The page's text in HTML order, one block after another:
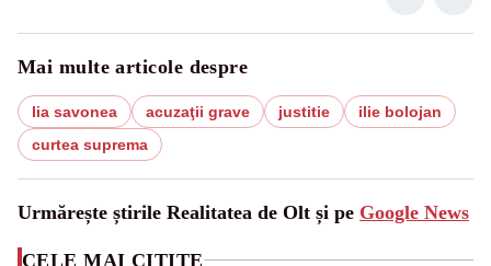
Mai multe articole despre
lia savonea acuzaţii grave justitie
ilie bolojan
curtea suprema
Urmărește știrile Realitatea de Olt și pe Google News
CELE MAI CITITE